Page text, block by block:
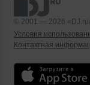
© 2001 — 2026
Условия
Контактная